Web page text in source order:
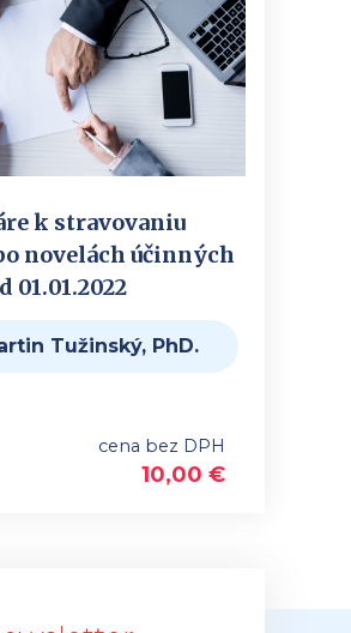
k stravovaniu
novelách účinných
01.01.2022
Tužinský, PhD.
cena bez DPH
10,00 €